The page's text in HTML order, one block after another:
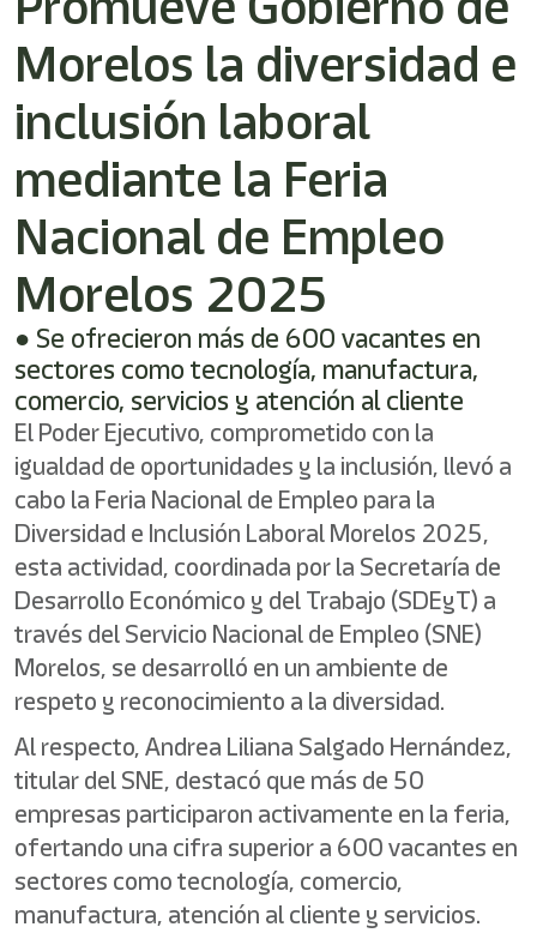
activates
the
screen
help
you
navigate
and
interact
the
content.
Morelos la diversidad e
inclusión laboral
mediante la Feria
Nacional de Empleo
Morelos 2025
● Se ofrecieron más de 600 vacantes en
sectores como tecnología, manufactura,
comercio, servicios y atención al cliente
El Poder Ejecutivo, comprometido con la
igualdad de oportunidades y la inclusión, llevó a
cabo la Feria Nacional de Empleo para la
Diversidad e Inclusión Laboral Morelos 2025,
esta actividad, coordinada por la Secretaría de
Desarrollo Económico y del Trabajo (SDEyT) a
través del Servicio Nacional de Empleo (SNE)
Morelos, se desarrolló en un ambiente de
respeto y reconocimiento a la diversidad.
Al respecto, Andrea Liliana Salgado Hernández,
titular del SNE, destacó que más de 50
empresas participaron activamente en la feria,
ofertando una cifra superior a 600 vacantes en
sectores como tecnología, comercio,
manufactura, atención al cliente y servicios.